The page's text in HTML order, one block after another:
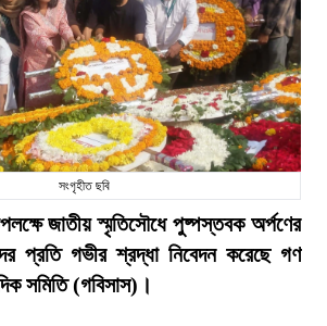
সংগৃহীত ছবি
জাতীয় স্মৃতিসৌধে পুষ্পস্তবক অর্পণের
প্রতি গভীর শ্রদ্ধা নিবেদন করেছে গণ
সমিতি (গবিসাস)।